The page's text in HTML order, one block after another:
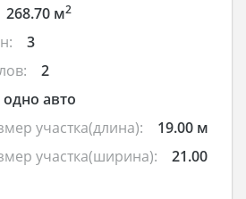
268.70 м2
3
2
авто
участка(длина):
19.00 м
участка(ширина):
21.00